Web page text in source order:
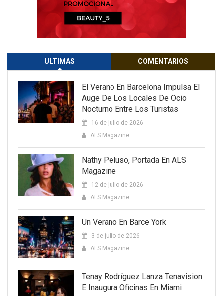
ULTIMAS COMENTARIOS
El Verano En Barcelona Impulsa El
Auge De Los Locales De Ocio
Nocturno Entre Los Turistas
16 de julio de 2026
ALS Magazine
Nathy Peluso, Portada En ALS
Magazine
12 de julio de 2026
ALS Magazine
Un Verano En Barce York
3 de julio de 2026
ALS Magazine
Tenay Rodríguez Lanza Tenavision
E Inaugura Oficinas En Miami